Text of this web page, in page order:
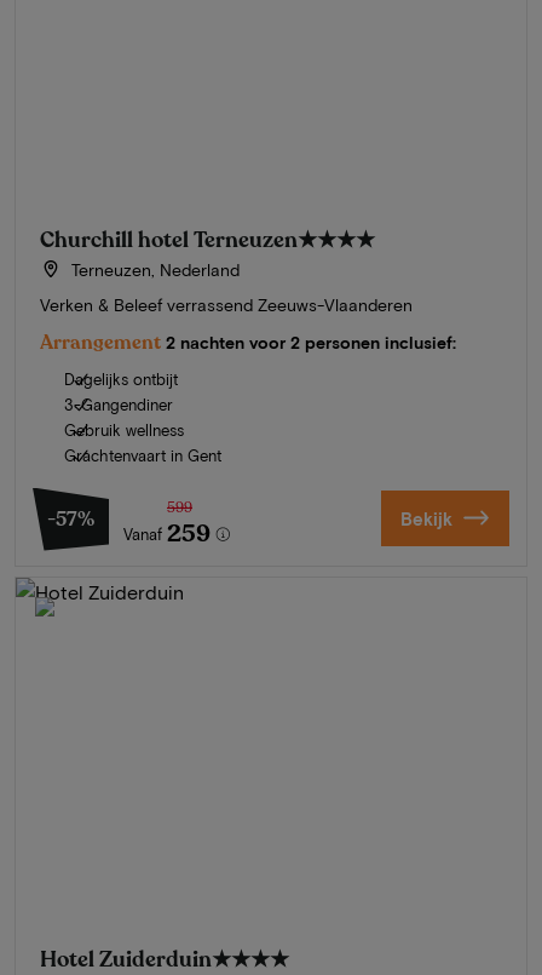
Churchill hotel Terneuzen★★★★
Terneuzen, Nederland
Verken & Beleef verrassend Zeeuws-Vlaanderen
Arrangement 2 nachten voor 2 personen inclusief:
Dagelijks ontbijt
3-Gangendiner
Gebruik wellness
Grachtenvaart in Gent
-57%
Vanaf
599
259 Bekijk
Hotel Zuiderduin★★★★